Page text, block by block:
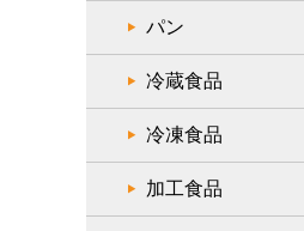
パン
冷蔵食品
冷凍食品
加工食品